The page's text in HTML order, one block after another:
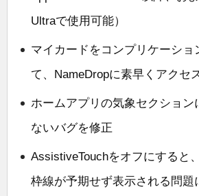
Ultraで使用可能）
マイカードをコンプリケーショ
て、NameDropに素早くアクセ
ホームアプリの気象セクション
ないバグを修正
AssistiveTouchをオフにすると
枠線が予期せず表示される問題